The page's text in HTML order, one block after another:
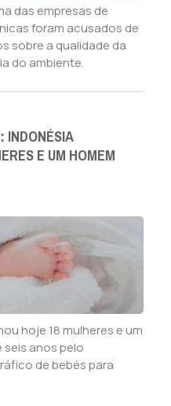
das empresas de
foram acusados de
sobre a qualidade da
do ambiente.
INDONÉSIA
E UM HOMEM
hoje 18 mulheres e um
seis anos pelo
de bebés para